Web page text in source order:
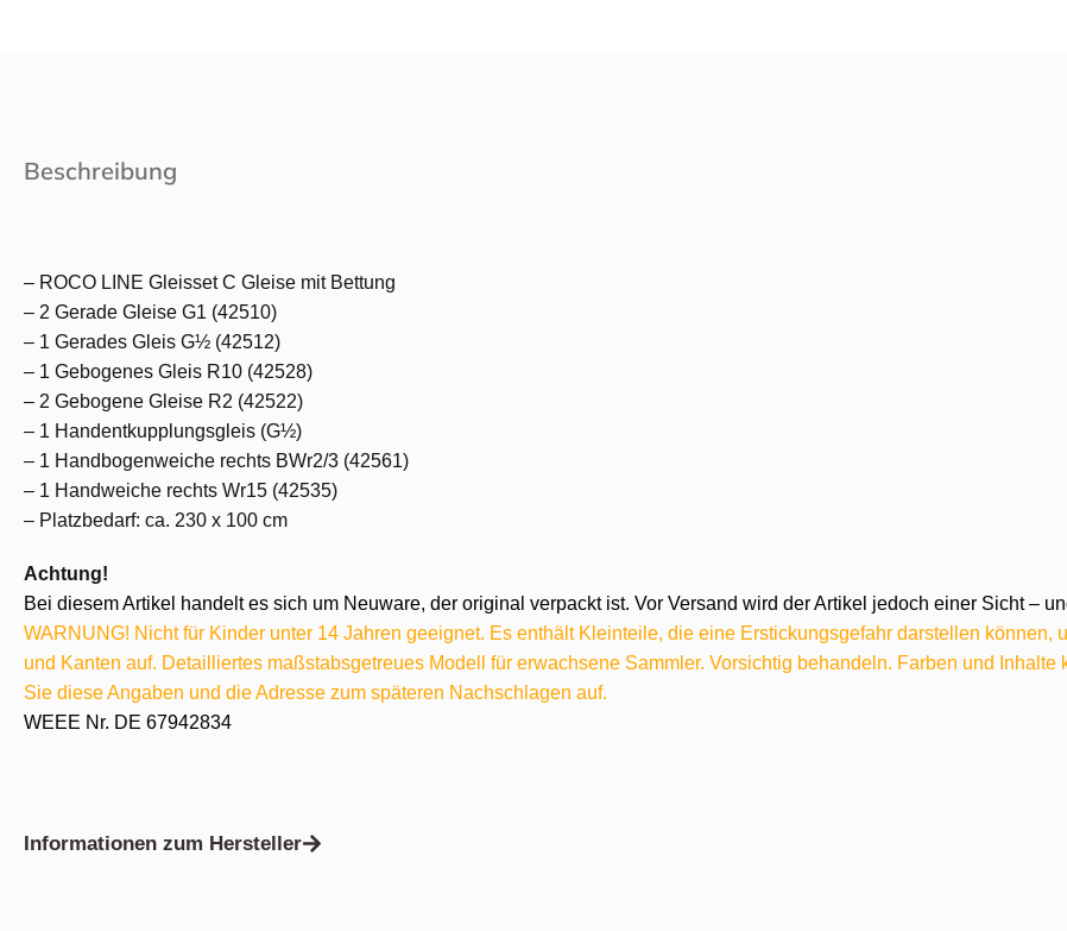
Beschreibung
– ROCO LINE Gleisset C Gleise mit Bettung
– 2 Gerade Gleise G1 (42510)
– 1 Gerades Gleis G½ (42512)
– 1 Gebogenes Gleis R10 (42528)
– 2 Gebogene Gleise R2 (42522)
– 1 Handentkupplungsgleis (G½)
– 1 Handbogenweiche rechts BWr2/3 (42561)
– 1 Handweiche rechts Wr15 (42535)
– Platzbedarf: ca. 230 x 100 cm
Achtung!
Bei diesem Artikel handelt es sich um Neuware, der original verpackt ist. Vor Versand wird der Artikel jedoch einer Sicht –
WARNUNG! Nicht für Kinder unter 14 Jahren geeignet. Es enthält Kleinteile, die eine Erstickungsgefahr darstellen
und Kanten auf. Detailliertes maßstabsgetreues Modell für erwachsene Sammler. Vorsichtig behandeln. Farben und
Sie diese Angaben und die Adresse zum späteren Nachschlagen auf.
WEEE Nr. DE 67942834
Informationen zum Hersteller